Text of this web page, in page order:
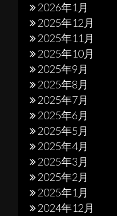
2026年1月
2025年12月
2025年11月
2025年10月
2025年9月
2025年8月
2025年7月
2025年6月
2025年5月
2025年4月
2025年3月
2025年2月
2025年1月
2024年12月